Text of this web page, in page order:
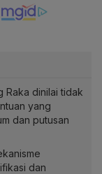
Raka dinilai tidak
yang
dan putusan
dan